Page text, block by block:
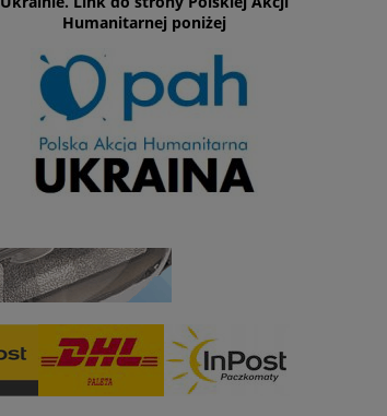
Humanitarnej poniżej